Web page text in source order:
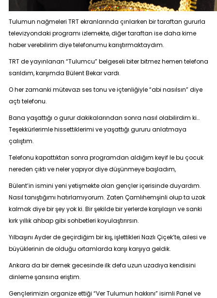
Tulumun nağmeleri TRT ekranlarında çınlarken bir taraftan gururla
televizyondaki programı izlemekte, diğer taraftan ise daha kime
haber verebilirim diye telefonumu karıştırmaktaydım.
TRT de yayınlanan “Tulumcu” belgeseli biter bitmez hemen telefona
sarıldım, karşımda BülentBekarvardı.
O her zamanki mütevazı ses tonu ve içtenliğiyle “abi nasılsın” diye
açtı telefonu.
Bana yaşattığı o gurur dakikalarından sonra nasıl olabilirdim ki…
Teşekkürlerimle hissettiklerimi ve yaşattığı gururu anlatmaya
çalıştım.
Telefonu kapattıktan sonra programdan aldığım keyif le bu çocuk
nereden çıktı ve neler yapıyor diye düşünmeye başladım,
Bülent’in ismini yeni yetişmekte olan gençler içerisinde duyardım.
Nasıl tanıştığımı hatırlamıyorum. Zaten Çamlıhemşinli olup ta uzak
kalmak diye bir şey yok ki. Bir şekilde bir yerlerde karşılaşın ve sanki
kırk yıllık ahbap gibi sohbetleri koyulaştırırsın.
Yılbaşını Ayder de geçirdiğim bir kış, işlettikleri Nazlı Çiçek’te, ailesi ve
büyüklerinin de olduğu ortamlarda karşı karşıya geldik.
Ankara da bir dernek gecesinde ilk defa uzun uzadıya kendisini
dinleme şansına eriştim.
Gençlerimizin organize ettiği “Ver Tulumun hakkını” isimli Panel ve